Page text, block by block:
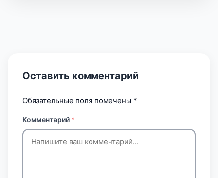
Оставить комментарий
Обязательные поля помечены *
Комментарий *